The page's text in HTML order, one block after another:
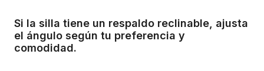
Si la silla tiene un respaldo reclinable, ajusta
el ángulo según tu preferencia y
comodidad.